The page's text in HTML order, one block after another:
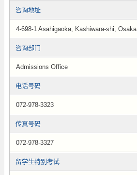
咨询地址
4-698-1 Asahigaoka, Kashiwara-shi, Osaka
咨询部门
Admissions Office
电话号码
072-978-3323
传真号码
072-978-3327
留学生特别考试